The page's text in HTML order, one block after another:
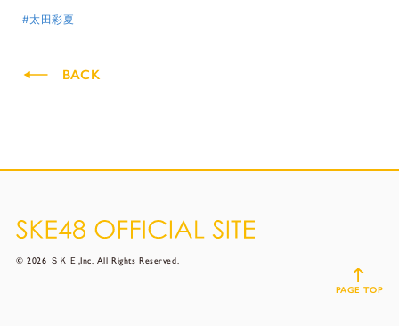
#太田彩夏
BACK
© 2026 ＳＫＥ,Inc. All Rights Reserved.
PAGE TOP